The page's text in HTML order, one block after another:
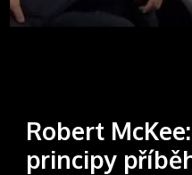
Robert
principy